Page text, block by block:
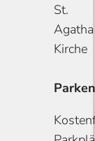
St.
Agatha
Kirche